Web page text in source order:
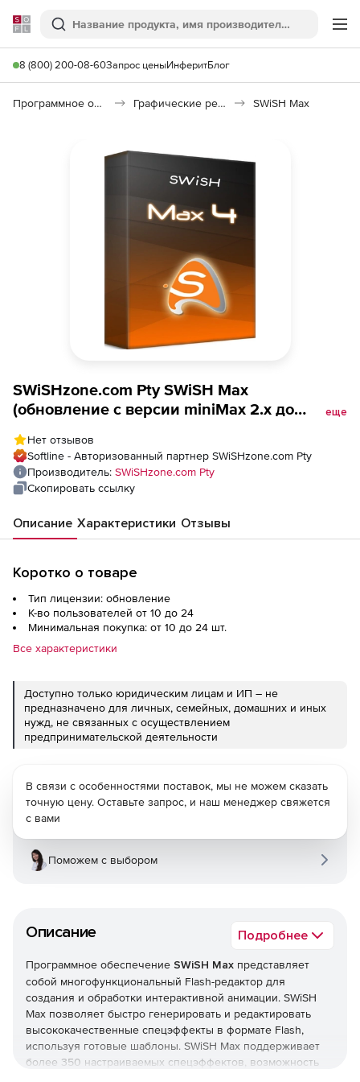
Softline
Поиск
8 (800) 200-08-60Запрос ценыИнферитБлог
Программное обеспечение для графики и дизайна Графические редакторы SWiSH Max
SWiSHzone.com Pty SWiSH Max
(обновление с версии miniMax 2.x до
пользователей
еще
Нет отзывов
Softline - Авторизованный партнер SWiSHzone.com Pty
Производитель: SWiSHzone.com Pty
Скопировать ссылку
Описание Характеристики Отзывы
Коротко о товаре
Тип лицензии: обновление
К-во пользователей от 10 до 24
Минимальная покупка: от 10 до 24 шт.
Все характеристики
Доступно только юридическим лицам и ИП – не
предназначено для личных, семейных, домашних и иных
нужд, не связанных с осуществлением
предпринимательской деятельности
Описание Подробнее
Программное обеспечение SWiSH Max представляет
собой многофункциональный Flash-редактор для
создания и обработки интерактивной анимации. SWiSH
Max позволяет быстро генерировать и редактировать
высококачественные спецэффекты в формате Flash,
используя готовые шаблоны. SWiSH Max поддерживает
более 350 настраиваемых спецэффектов, возможность
В связи с особенностями поставок, мы не можем сказать
точную цену. Оставьте запрос, и наш менеджер свяжется
с вами
Поможем с выбором